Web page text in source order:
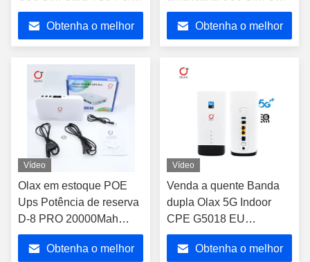
Antenna 4G LTE-
Advanced Wifi Wingle
Obtenha o melhor
Porta de antena 4G LTE
Wifi avançado
Obtenha o melhor
Vídeo
Olax em estoque POE
Ups Potência de reserva
D-8 PRO 20000Mah
Bateria de lítio para a
região do Oriente Médio
Obtenha o melhor
Vídeo
Venda a quente Banda
dupla Olax 5G Indoor
CPE G5018 EU
Desbloqueado 5G CPE
Roteador Móvel Modem
Obtenha o melhor